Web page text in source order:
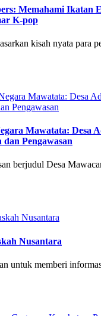
Memahami Ikatan
K-pop
kisah nyata para
Mawatata: Desa
Pengawasan
berjudul Desa
Nusantara
untuk memberi